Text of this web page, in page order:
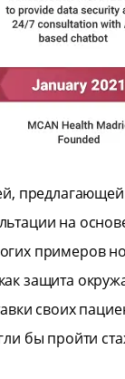
на
примеров
защита
своих
бы пройти